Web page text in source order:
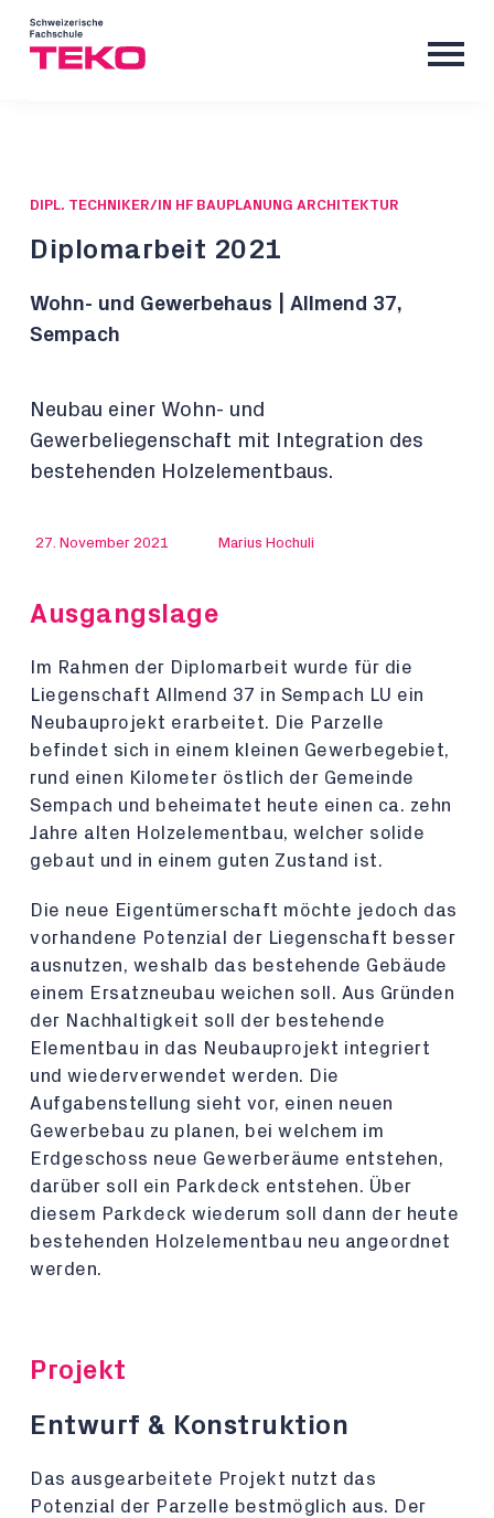
DIPL. TECHNIKER/IN HF BAUPLANUNG ARCHITEKTUR
Diplomarbeit 2021
Wohn- und Gewerbehaus | Allmend 37,
Sempach
Neubau einer Wohn- und
Gewerbeliegenschaft mit Integration des
bestehenden Holzelementbaus.
27. November 2021 Marius Hochuli
Ausgangslage
Im Rahmen der Diplomarbeit wurde für die
Liegenschaft Allmend 37 in Sempach LU ein
Neubauprojekt erarbeitet. Die Parzelle
befindet sich in einem kleinen Gewerbegebiet,
rund einen Kilometer östlich der Gemeinde
Sempach und beheimatet heute einen ca. zehn
Jahre alten Holzelementbau, welcher solide
gebaut und in einem guten Zustand ist.
Die neue Eigentümerschaft möchte jedoch das
vorhandene Potenzial der Liegenschaft besser
ausnutzen, weshalb das bestehende Gebäude
einem Ersatzneubau weichen soll. Aus Gründen
der Nachhaltigkeit soll der bestehende
Elementbau in das Neubauprojekt integriert
und wiederverwendet werden. Die
Aufgabenstellung sieht vor, einen neuen
Gewerbebau zu planen, bei welchem im
Erdgeschoss neue Gewerberäume entstehen,
darüber soll ein Parkdeck entstehen. Über
diesem Parkdeck wiederum soll dann der heute
bestehenden Holzelementbau neu angeordnet
werden.
Projekt
Entwurf & Konstruktion
Das ausgearbeitete Projekt nutzt das
Potenzial der Parzelle bestmöglich aus. Der